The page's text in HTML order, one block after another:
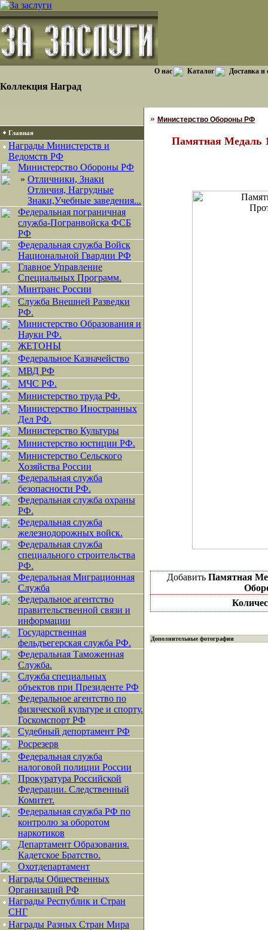
Коллекция Наград
О нас Каталог Доставка и
Главная
Награды Министерств и
Ведомств РФ
Министерство Обороны РФ
» Отличники, Знаки
Отличия, Нагрудные
Знаки,Учебные заведения...
Федеральная пограничная
служба-Погранвойска ФСБ
РФ
Федеральная служба Войск
Национальной Гвардии РФ
Главное Управление
Специальных Программ.
Минтранс России
Служба Внешней Разведки
РФ.
Министерство Образования и
Науки РФ.
ЖЕТОНЫ
Федеральное Казначейство
МВД РФ
МЧС РФ.
Министерство труда РФ.
Министерство Иностранных
Дел РФ.
Министерство Культуры
Министерство юстиции РФ.
Министерство Сельского
Хозяйства России
Федеральная служба
безопасности РФ.
Федеральная служба охраны
РФ.
Федеральная служба
железнодорожных войск.
Федеральная служба
специального строительства
РФ.
Федеральная Миграционная
Служба
Федеральное агентство
правительственной связи и
информации
Государственная
фельдъегерская служба РФ.
Федеральная Таможенная
Служба.
Служба специальных
объектов при Президенте РФ
Федеральное агентство по
физической культуре и спорту.
Госкомспорт РФ
Судебный депортамент РФ
Росрезерв
Федеральная служба
налоговой полиции России
Прокуратура Российской
Федерации. Следственный
Комитет.
Федеральная служба РФ по
контролю за оборотом
наркотиков
Департамент Образования.
Кадетское Братство.
Охотдепартамент
Награды Общественных
Организаций РФ
Награды Республик и Стран
СНГ
Награды Разных Стран Мира
» Министерство Обороны РФ
Памятная Медаль
Добавить Памятная
Дополнительные фотографии